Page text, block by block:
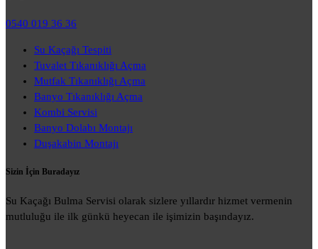
0540 019 36 36
Su Kaçağı Tespiti
Tuvalet Tıkanıklığı Açma
Mutfak Tıkanıklığı Açma
Banyo Tıkanıklığı Açma
Kombi Servisi
Banyo Dolabı Montajı
Duşakabin Montajı
Sizin İçin Buradayız
Su Kaçağı Bulma Servisi olarak sizlere yıllardır hizmet vermenin
mutluluğu ile ilk günkü heyecan ile işimizin başındayız.